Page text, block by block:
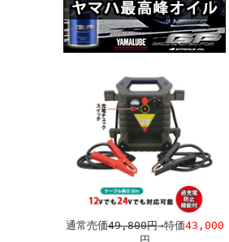
通常売価49,800円→特価43,000